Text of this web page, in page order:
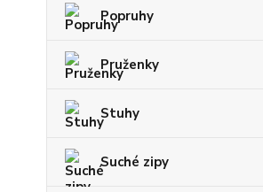
Popruhy
Pruženky
Stuhy
Suché zipy